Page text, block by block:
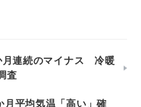
月連続のマイナス 冷暖
査
平均気温「高い」確